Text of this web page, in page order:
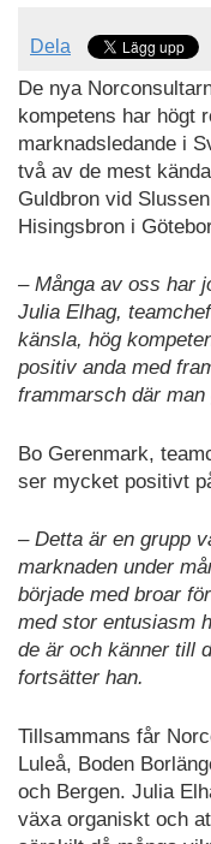
Dela
De nya
kompetens har högt
marknadsledande i
två av de mest
Guldbron vid
Hisingsbron i
– Många av oss har
Julia Elhag,
känsla, hög
positiv anda med
frammarsch där
Bo Gerenmark,
ser mycket positivt
– Detta är en grupp
marknaden under
började med broar
med stor entusiasm
de är och känner till
fortsätter han.
Tillsammans får
Luleå, Boden
och Bergen. Julia
växa organiskt och